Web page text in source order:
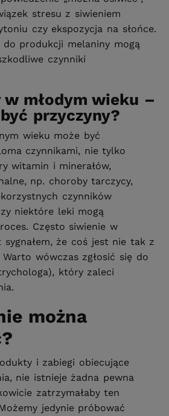
stresu z siwieniem
czy ekspozycja na słońce.
produkcji melaniny mogą
czynniki
w młodym wieku –
przyczyny?
wieku może być
czynnikami, nie tylko
witamin i minerałów,
np. choroby tarczycy,
czynników
niektóre leki mogą
Często siwienie w
sygnałem, że coś jest nie tak z
wówczas zgłosić się do
który zaleci
można
i zabiegi obiecujące
nie istnieje żadna pewna
zatrzymałaby ten
jedynie próbować